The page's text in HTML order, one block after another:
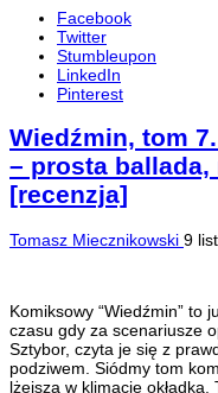
Facebook
Twitter
Stumbleupon
LinkedIn
Pinterest
Wiedźmin, tom
– prosta ballada,
[recenzja]
Tomasz Miecznikowski 9
Komiksowy “Wiedźmin” to
czasu gdy za scenariusze
Sztybor, czyta je się z
podziwem. Siódmy tom
lżejszą w klimacie